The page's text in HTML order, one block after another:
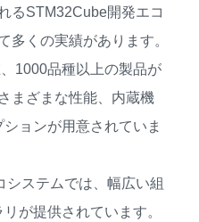
るSTM32Cube開発エコ
多くの実績があります。
1000品種以上の製品が
まざまな性能、内蔵機
ョンが用意されていま
システムでは、幅広い組
が提供されています。